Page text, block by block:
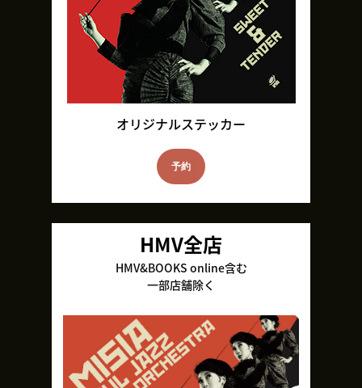
オリジナルステッカー
予約
HMV全店
HMV&BOOKS online含む
一部店舗除く